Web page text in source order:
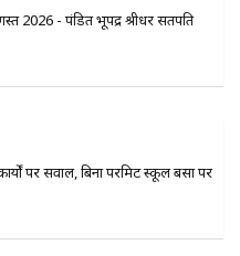
2026 - पंडित भूपेंद्र श्रीधर सतपति
पर सवाल, बिना परमिट स्कूल बसों पर